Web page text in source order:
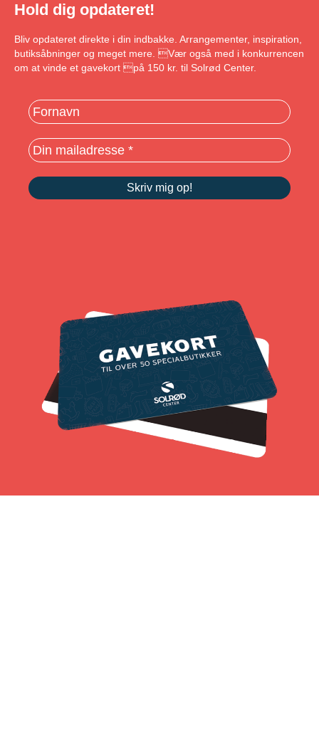
Hold dig opdateret!
Bliv opdateret direkte i din indbakke. Arrangementer, inspiration,
butiksåbninger og meget mere. Vær også med i konkurrencen
om at vinde et gavekort på 150 kr. til Solrød Center.